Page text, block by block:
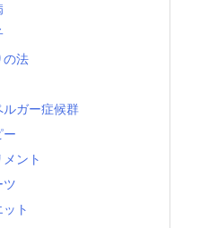
の法
ルガー症候群
ー
ント
ツ
ト